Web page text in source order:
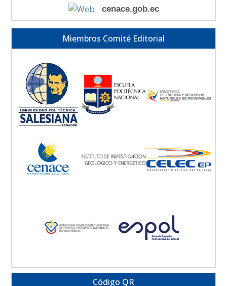
cenace.gob.ec
Miembros Comité Editorial
Código QR